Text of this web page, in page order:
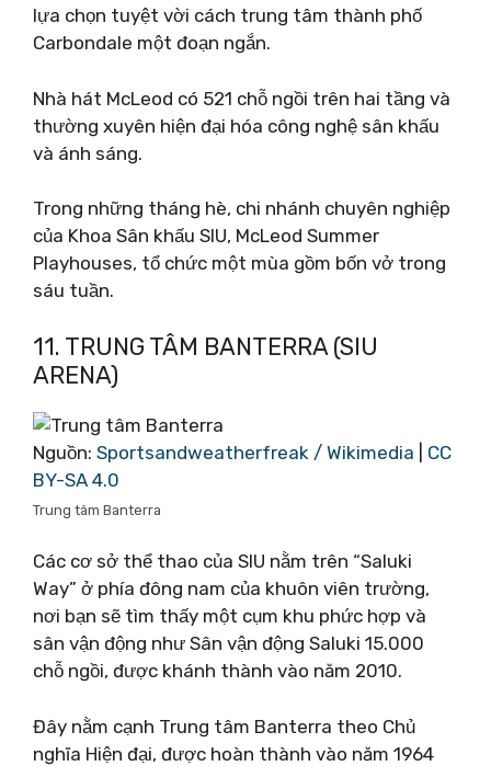
lựa chọn tuyệt vời cách trung tâm thành phố
Carbondale một đoạn ngắn.
Nhà hát McLeod có 521 chỗ ngồi trên hai tầng và
thường xuyên hiện đại hóa công nghệ sân khấu
và ánh sáng.
Trong những tháng hè, chi nhánh chuyên nghiệp
của Khoa Sân khấu SIU, McLeod Summer
Playhouses, tổ chức một mùa gồm bốn vở trong
sáu tuần.
11. TRUNG TÂM BANTERRA (SIU
ARENA)
Nguồn: Sportsandweatherfreak / Wikimedia
CC
BY-SA 4.0
Trung tâm Banterra
Các cơ sở thể thao của SIU nằm trên “Saluki
Way” ở phía đông nam của khuôn viên trường,
nơi bạn sẽ tìm thấy một cụm khu phức hợp và
sân vận động như Sân vận động Saluki 15.000
chỗ ngồi, được khánh thành vào năm 2010.
Đây nằm cạnh Trung tâm Banterra theo Chủ
nghĩa Hiện đại, được hoàn thành vào năm 1964